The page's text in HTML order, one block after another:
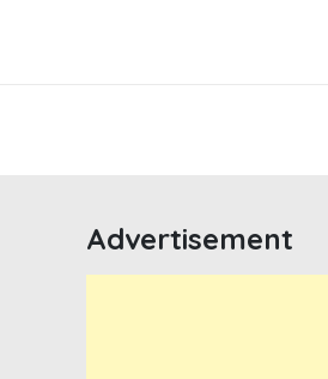
Advertisement